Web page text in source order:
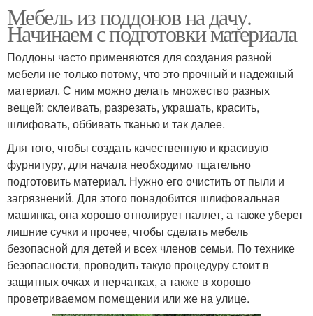
Мебель из поддонов на дачу.
Начинаем с подготовки материала
Поддоны часто применяются для создания разной
мебели не только потому, что это прочный и надежный
материал. С ним можно делать множество разных
вещей: склеивать, разрезать, украшать, красить,
шлифовать, оббивать тканью и так далее.
Для того, чтобы создать качественную и красивую
фурнитуру, для начала необходимо тщательно
подготовить материал. Нужно его очистить от пыли и
загрязнений. Для этого понадобится шлифовальная
машинка, она хорошо отполирует паллет, а также уберет
лишние сучки и прочее, чтобы сделать мебель
безопасной для детей и всех членов семьи. По технике
безопасности, проводить такую процедуру стоит в
защитных очках и перчатках, а также в хорошо
проветриваемом помещении или же на улице.